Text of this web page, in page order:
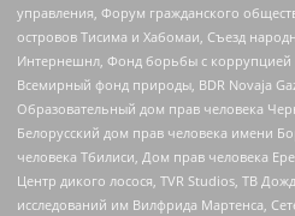
управления, Форум гражданского
островов Тисима и Хабомаи, Съезд
Интернешнл, Фонд борьбы с коррупцией
Всемирный фонд природы, BDR Novaja
Образовательный дом прав человека
Белорусский дом прав человека имени
человека Тбилиси, Дом прав человека
Центр дикого лосося, TVR Studios, ТВ
исследований им Вилфрида Мартенса,